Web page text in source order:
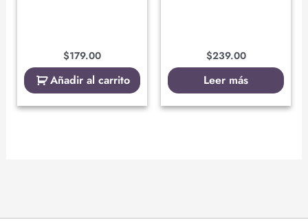
$179.00
Añadir al carrito
$239.00
Leer más